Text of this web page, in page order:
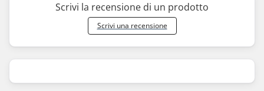
Scrivi la recensione di un prodotto
Scrivi una recensione